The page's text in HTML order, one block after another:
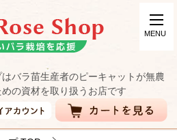
バラ苗生産者のピーキャットが無農
の資材を取り扱うお店です